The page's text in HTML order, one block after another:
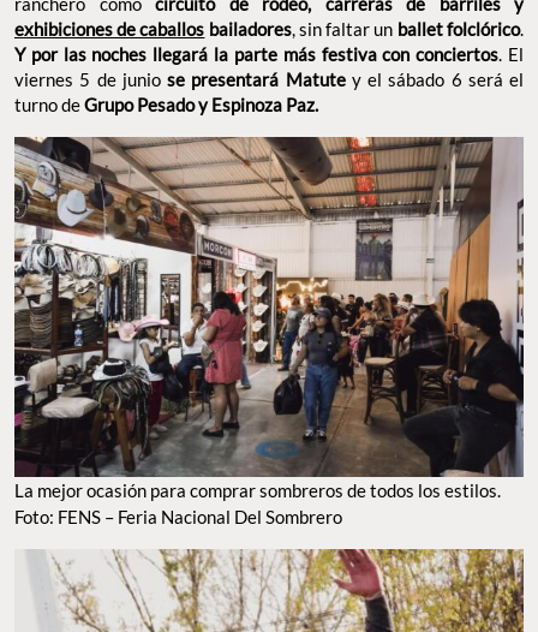
folclórico.Y por las noches llegará la parte más festiva con
conciertos. El viernes 5 de juniose presentará Matutey el
sábado 6 será el turno deGrupo Pesado y Espinoza Paz.
LA MEJOR OCASIÓN PARA COMPRAR SOMBREROS DE TODOS LOS ESTILOS. FOTO: FENS –
FERIA NACIONAL DEL SOMBRERO